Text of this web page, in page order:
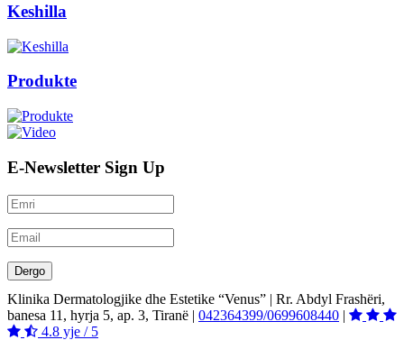
Keshilla
Produkte
E-Newsletter Sign Up
Klinika Dermatologjike dhe Estetike “Venus” | Rr. Abdyl Frashëri,
banesa 11, hyrja 5, ap. 3, Tiranë | 042364399/0699608440 |
4.8 yje / 5